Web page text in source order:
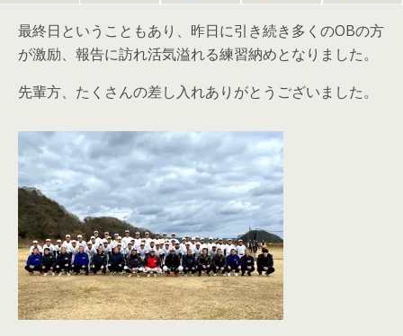
最終日ということもあり、昨日に引き続き多くのOBの方
が激励、報告に訪れ活気溢れる練習納めとなりました。
先輩方、たくさんの差し入れありがとうございました。